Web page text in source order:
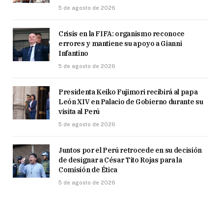
5 de agosto de 2026
Crisis en la FIFA: organismo reconoce
errores y mantiene su apoyo a Gianni
Infantino
5 de agosto de 2026
Presidenta Keiko Fujimori recibirá al papa
León XIV en Palacio de Gobierno durante su
visita al Perú
5 de agosto de 2026
Juntos por el Perú retrocede en su decisión
de designar a César Tito Rojas para la
Comisión de Ética
5 de agosto de 2026